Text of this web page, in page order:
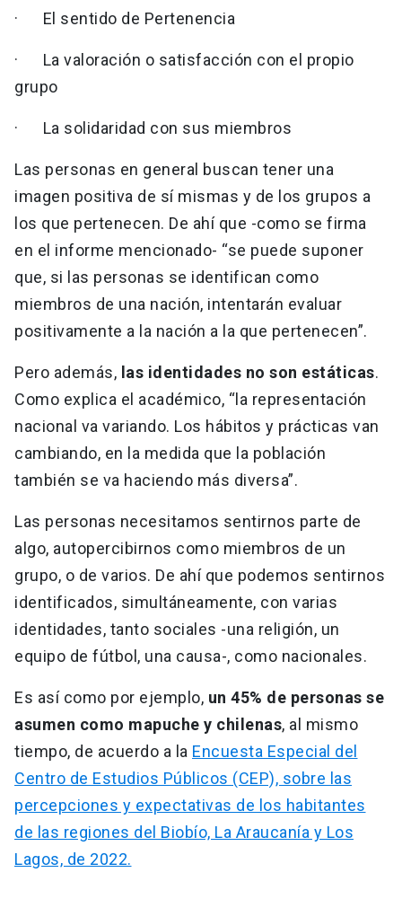
· El sentido de Pertenencia
· La valoración o satisfacción con el propio
grupo
· La solidaridad con sus miembros
Las personas en general buscan tener una
imagen positiva de sí mismas y de los grupos a
los que pertenecen. De ahí que -como se firma
en el informe mencionado- “se puede suponer
que, si las personas se identifican como
miembros de una nación, intentarán evaluar
positivamente a la nación a la que pertenecen”.
Pero además, las identidades no son estáticas.
Como explica el académico, “la representación
nacional va variando. Los hábitos y prácticas van
cambiando, en la medida que la población
también se va haciendo más diversa”.
Las personas necesitamos sentirnos parte de
algo, autopercibirnos como miembros de un
grupo, o de varios. De ahí que podemos sentirnos
identificados, simultáneamente, con varias
identidades, tanto sociales -una religión, un
equipo de fútbol, una causa-, como nacionales.
Es así como por ejemplo, un 45% de personas se
asumen como mapuche y chilenas, al mismo
tiempo, de acuerdo a la Encuesta Especial del
Centro de Estudios Públicos (CEP), sobre las
percepciones y expectativas de los habitantes
de las regiones del Biobío, La Araucanía y Los
Lagos, de 2022.